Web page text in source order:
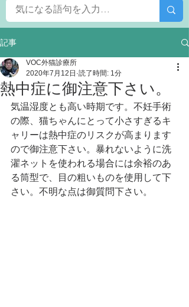
記事
熱中症に御注意下さい。
VOC外猫診療所
2020年7月12日 読了時間: 1分
気温湿度とも高い時期です。不妊手術
の際、猫ちゃんにとって小さすぎるキ
ャリーは熱中症のリスクが高まります
ので御注意下さい。暴れないように洗
濯ネットを使われる場合には余裕のあ
る筒型で、目の粗いものを使用して下
さい。不明な点は御質問下さい。